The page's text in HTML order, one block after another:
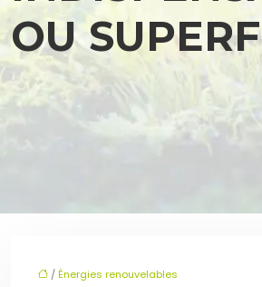
OU
/Énergies renouvelables